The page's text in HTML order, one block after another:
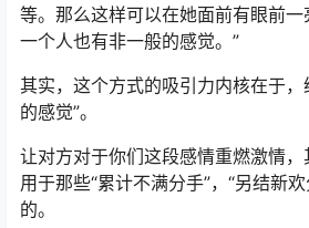
等。那么这样可以在她面前有眼前
一个人也有非一般的感觉。”
其实，这个方式的吸引力内核在于，
的感觉”。
让对方对于你们这段感情重燃激情
用于那些“累计不满分手”，“另结新
的。